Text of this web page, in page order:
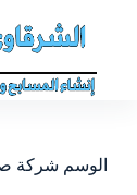
الوسم شركة